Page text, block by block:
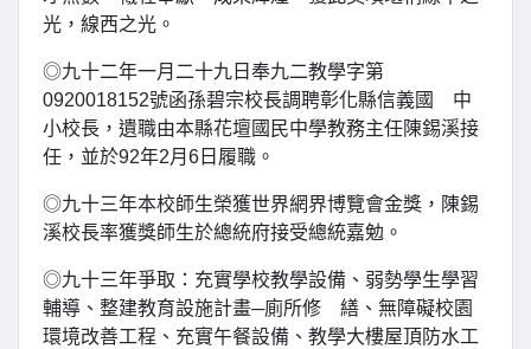
光，線西之光。
◎九十二年一月二十九日奉九二教學字第
0920018152號函孫碧宗校長調聘彰化縣信義國 中
小校長，遺職由本縣花壇國民中學教務主任陳錫溪接
任，並於92年2月6日履職。
◎九十三年本校師生榮獲世界網界博覽會金獎，陳錫
溪校長率獲獎師生於總統府接受總統嘉勉。
◎九十三年爭取：充實學校教學設備、弱勢學生學習
輔導、整建教育設施計畫─廁所修 繕、無障礙校園
環境改善工程、充實午餐設備、教學大樓屋頂防水工